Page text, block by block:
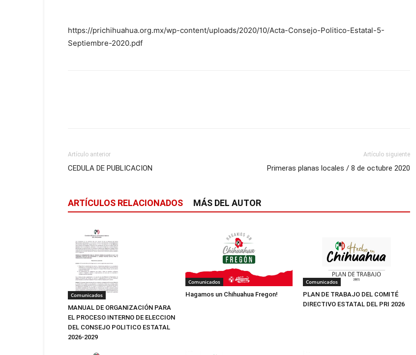
https://prichihuahua.org.mx/wp-content/uploads/2020/10/Acta-Consejo-Politico-Estatal-5-
Septiembre-2020.pdf
Artículo anterior
CEDULA DE PUBLICACION
Artículo siguiente
Primeras planas locales / 8 de octubre 2020
ARTÍCULOS RELACIONADOS MÁS DEL AUTOR
Comunicados
MANUAL DE ORGANIZACIÓN PARA
EL PROCESO INTERNO DE ELECCION
DEL CONSEJO POLITICO ESTATAL
2026-2029
Comunicados
Hagamos un Chihuahua Fregon!
Comunicados
PLAN DE TRABAJO DEL COMITÉ
DIRECTIVO ESTATAL DEL PRI 2026